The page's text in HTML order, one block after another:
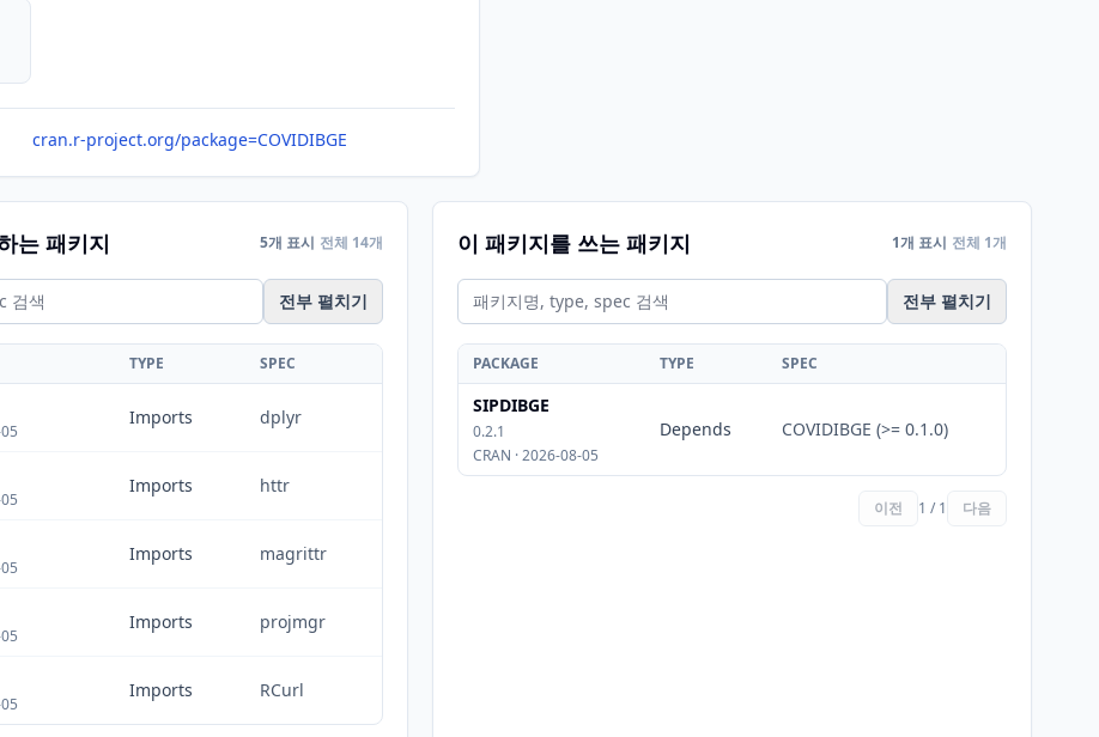
cran.r-project.org/package=COVIDIBGE
는 패키지 5개 표시 전체 14개
전부 펼치기
TYPE SPEC
Imports dplyr
Imports httr
Imports magrittr
Imports projmgr
Imports RCurl
이 패키지를 쓰는 패키지 1개 표시 전체 1개
전부 펼치기
PACKAGE TYPE SPEC
SIPDIBGE
0.2.1
CRAN · 2026-08-05
Depends COVIDIBGE (>= 0.1.0)
이전 1 / 1 다음